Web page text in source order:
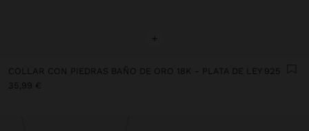
+
COLLAR CON PIEDRAS BAÑO DE ORO 18K - PLATA DE LEY 925
35,99 €